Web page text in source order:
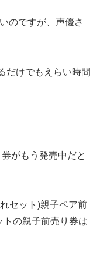
のですが、声優さ
だけでもえらい時間
がもう発売中だと
セット)親子ペア前
の親子前売り券は